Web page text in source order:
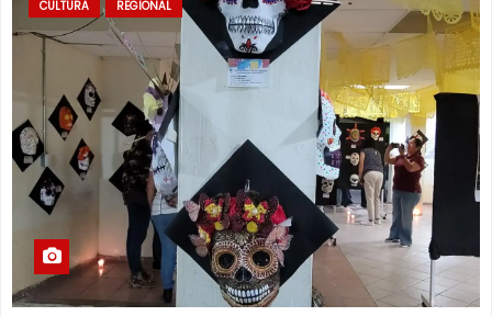
CULTURA REGIONAL